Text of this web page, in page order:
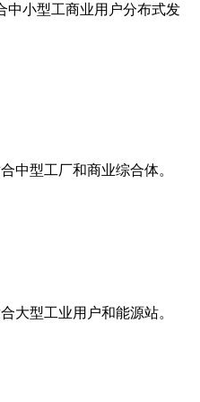
中小型工商业用户分布式发
中型工厂和商业综合体。
大型工业用户和能源站。